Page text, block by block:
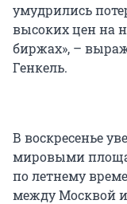
умудрились
высоких цен на
биржах», –
Генкель.
В воскресенье
мировыми
по летнему
между Москвой и